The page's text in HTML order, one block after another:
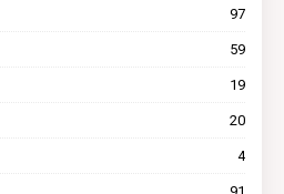
97
59
19
20
4